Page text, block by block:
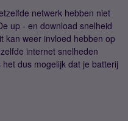
netwerk hebben niet
up - en download snelheid
kan weer invloed hebben op
internet snelheden
dus mogelijk dat je batterij